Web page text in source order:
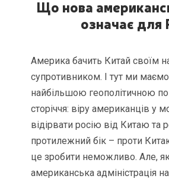
Що нова
означає для
Америка бачить Китай своїм
супротивником. І тут ми
найбільшою геополітичною
сторіччя: віру американців у
відірвати росію від Китаю та
протилежний бік – проти
це зробити неможливо. Але,
американська адміністрація